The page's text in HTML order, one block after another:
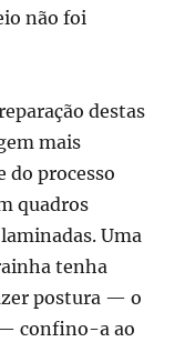
não foi
destas
mais
do processo
quadros
Uma
tenha
postura — o
confino-a ao